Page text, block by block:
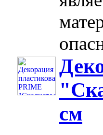
см